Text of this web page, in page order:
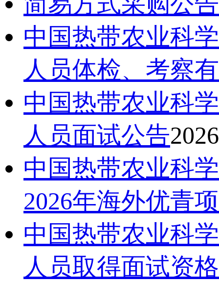
中国热带农业科
人员体检、考察
中国热带农业科
人员面试公告
中国热带农业科
2026年海外优青
中国热带农业科
人员取得面试资